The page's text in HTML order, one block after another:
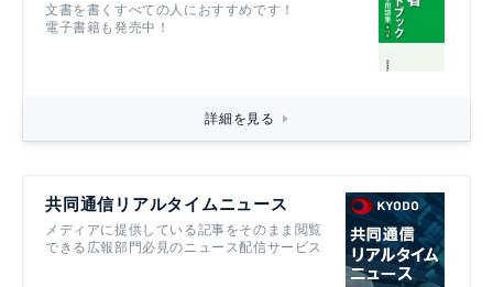
文書を書くすべての人におすすめです！
電子書籍も発売中！
詳細を見る
共同通信リアルタイムニュース
メディアに提供している記事をそのまま閲覧
できる広報部門必見のニュース配信サービス